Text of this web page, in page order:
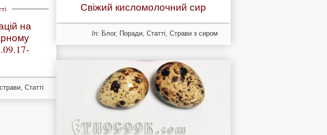
на
, Статті
Свіжий кисломолочний сир
In: Блог, Поради, Статті, Страви з сиром